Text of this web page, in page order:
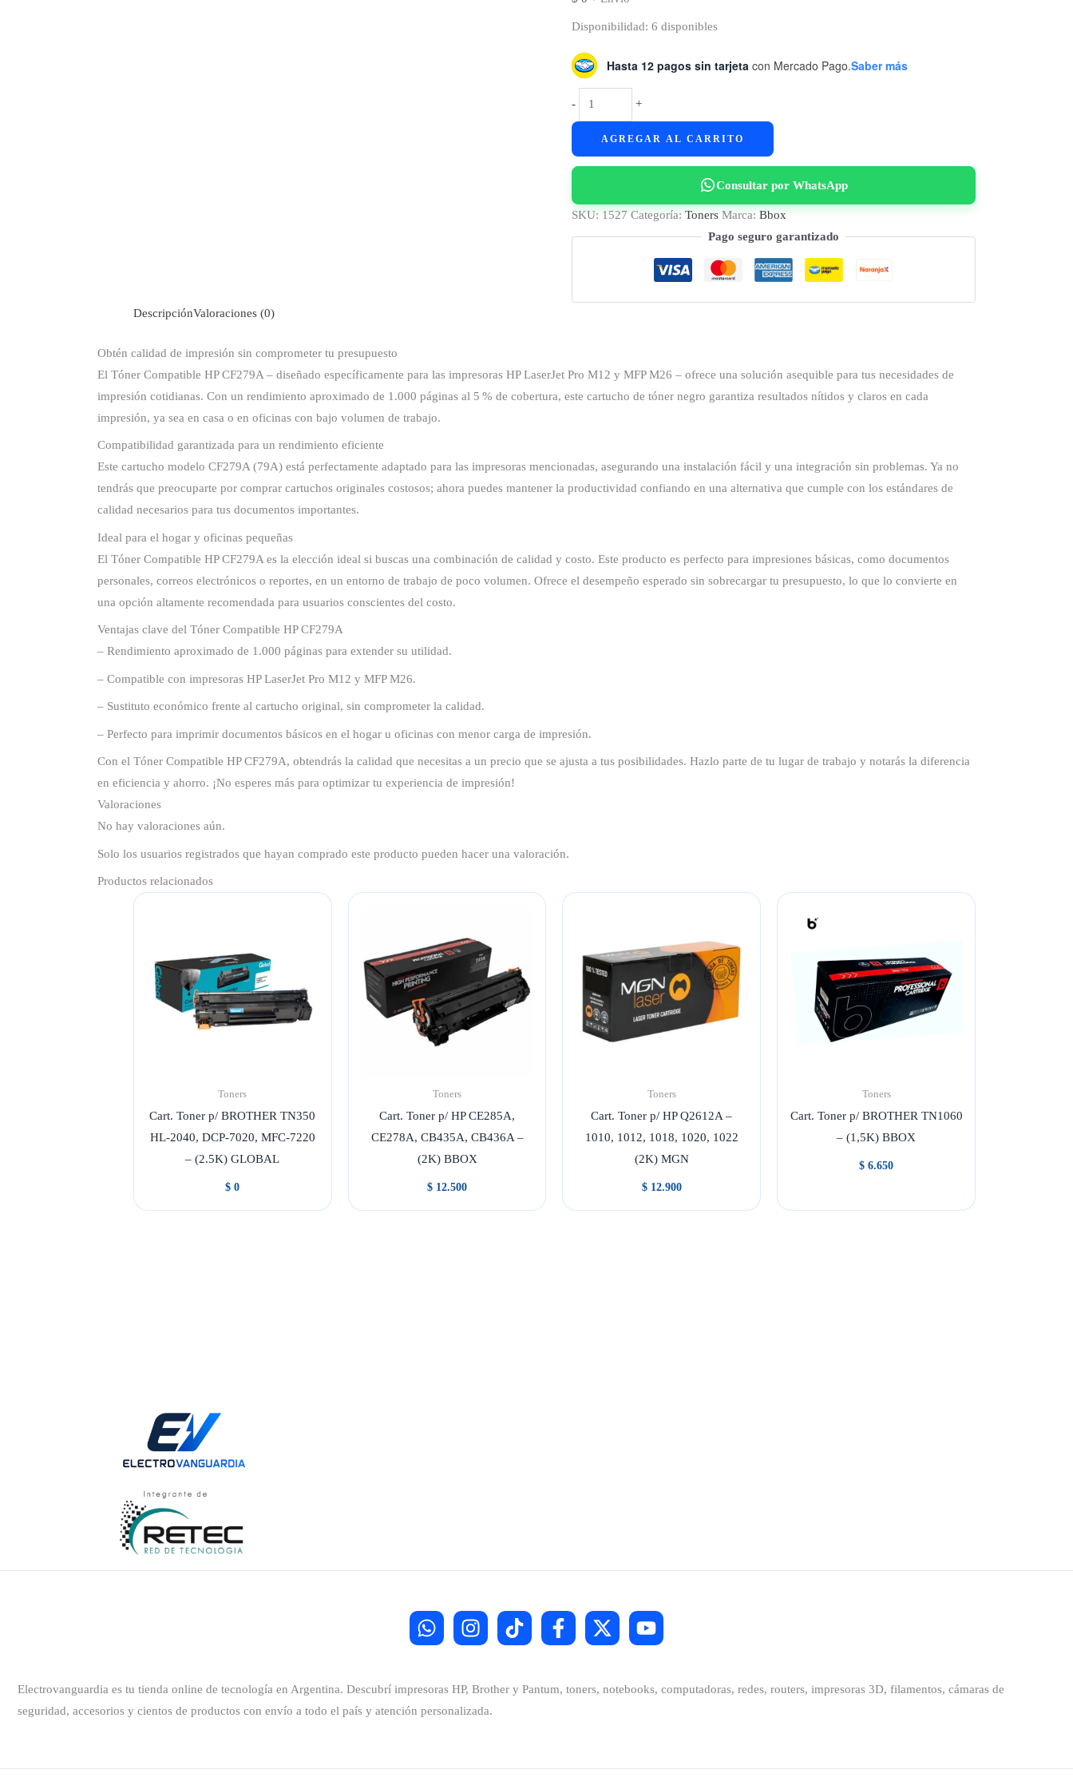
Disponibilidad: 6 disponibles
Hasta 12 pagos sin tarjeta con Mercado Pago.Saber más
-
Cart.
Toner
-
+
AGREGAR AL CARRITO
Consultar por WhatsApp
SKU: 1527 Categoría: Toners Marca: Bbox
Pago seguro garantizado
DescripciónValoraciones (0)
Obtén calidad de impresión sin comprometer tu presupuesto
El Tóner Compatible HP CF279A – diseñado específicamente para las impresoras HP LaserJet Pro M12 y MFP M26 – ofrece una solución asequible para tus necesidades de
impresión cotidianas. Con un rendimiento aproximado de 1.000 páginas al 5 % de cobertura, este cartucho de tóner negro garantiza resultados nítidos y claros en cada
impresión, ya sea en casa o en oficinas con bajo volumen de trabajo.
Compatibilidad garantizada para un rendimiento eficiente
Este cartucho modelo CF279A (79A) está perfectamente adaptado para las impresoras mencionadas, asegurando una instalación fácil y una integración sin problemas. Ya no
tendrás que preocuparte por comprar cartuchos originales costosos; ahora puedes mantener la productividad confiando en una alternativa que cumple con los estándares de
calidad necesarios para tus documentos importantes.
Ideal para el hogar y oficinas pequeñas
El Tóner Compatible HP CF279A es la elección ideal si buscas una combinación de calidad y costo. Este producto es perfecto para impresiones básicas, como documentos
personales, correos electrónicos o reportes, en un entorno de trabajo de poco volumen. Ofrece el desempeño esperado sin sobrecargar tu presupuesto, lo que lo convierte en
una opción altamente recomendada para usuarios conscientes del costo.
Ventajas clave del Tóner Compatible HP CF279A
– Rendimiento aproximado de 1.000 páginas para extender su utilidad.
– Compatible con impresoras HP LaserJet Pro M12 y MFP M26.
– Sustituto económico frente al cartucho original, sin comprometer la calidad.
– Perfecto para imprimir documentos básicos en el hogar u oficinas con menor carga de impresión.
Con el Tóner Compatible HP CF279A, obtendrás la calidad que necesitas a un precio que se ajusta a tus posibilidades. Hazlo parte de tu lugar de trabajo y notarás la diferencia
en eficiencia y ahorro. ¡No esperes más para optimizar tu experiencia de impresión!
Valoraciones
No hay valoraciones aún.
Solo los usuarios registrados que hayan comprado este producto pueden hacer una valoración.
Productos relacionados
Toners
Cart. Toner p/ BROTHER TN350
HL-2040, DCP-7020, MFC-7220
– (2.5K) GLOBAL
$ 0
Toners
Cart. Toner p/ HP CE285A,
CE278A, CB435A, CB436A –
(2K) BBOX
$ 12.500
Toners
Cart. Toner p/ HP Q2612A –
1010, 1012, 1018, 1020, 1022
(2K) MGN
$12.900
Toners
Cart. Toner p/ BROTHER TN1060
– (1,5K) BBOX
$ 6.650
Electrovanguardia es tu tienda online de tecnología en Argentina. Descubrí impresoras HP, Brother y Pantum, toners, notebooks, computadoras, redes, routers, impresoras 3D, filamentos, cámaras de
seguridad, accesorios y cientos de productos con envío a todo el país y atención personalizada.